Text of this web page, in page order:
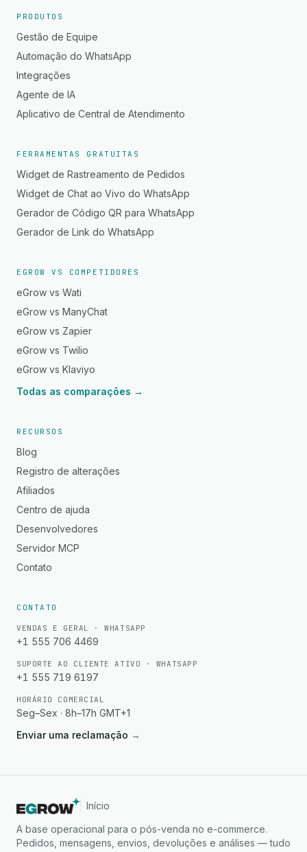
PRODUTOS
Gestão de Equipe
Automação do WhatsApp
Integrações
Agente de IA
Aplicativo de Central de Atendimento
FERRAMENTAS GRATUITAS
Widget de Rastreamento de Pedidos
Widget de Chat ao Vivo do WhatsApp
Gerador de Código QR para WhatsApp
Gerador de Link do WhatsApp
EGROW VS COMPETIDORES
eGrow vs Wati
eGrow vs ManyChat
eGrow vs Zapier
eGrow vs Twilio
eGrow vs Klaviyo
Todas as comparações →
RECURSOS
Blog
Registro de alterações
Afiliados
Centro de ajuda
Desenvolvedores
Servidor MCP
Contato
CONTATO
VENDAS E GERAL · WHATSAPP
+1 555 706 4469
SUPORTE AO CLIENTE ATIVO · WHATSAPP
+1 555 719 6197
HORÁRIO COMERCIAL
Seg–Sex · 8h–17h GMT+1
Enviar uma reclamação →
Início
A base operacional para o pós-venda no e-commerce.
Pedidos, mensagens, envios, devoluções e análises — tudo